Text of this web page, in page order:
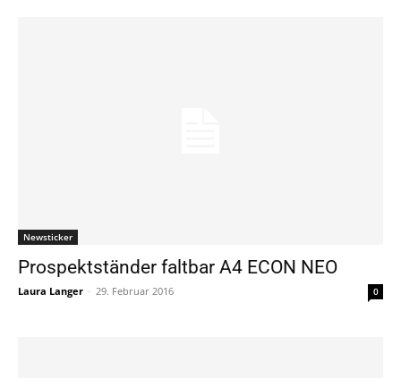
Newsticker
Prospektständer faltbar A4 ECON NEO
Laura Langer - 29. Februar 2016 0